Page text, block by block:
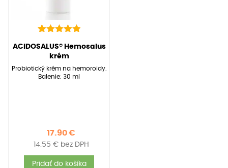
5.00
z 5 na
základe
zákazníckych
recenzií
(8recenzií zákazníkov)
ACIDOSALUS® Hemosalus
krém
Probiotický krém na hemoroidy.
Balenie: 30 ml
17.90€
14.55 €bez DPH
Pridať do košíka